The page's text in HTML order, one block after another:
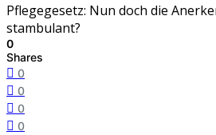
Pflegegesetz: Nun doch die
stambulant?
0
Shares
0
0
0
0